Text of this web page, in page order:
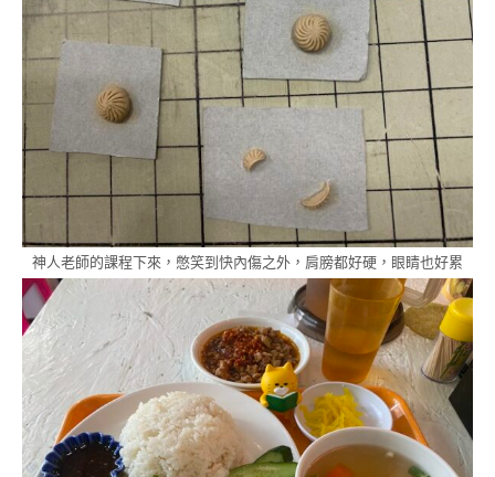
神人老師的課程下來，憋笑到快內傷之外，肩膀都好硬，眼睛也好累